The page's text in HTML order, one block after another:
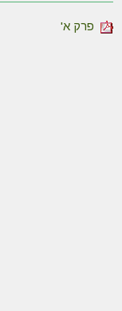
פרק א'